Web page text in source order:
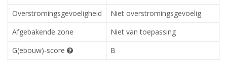
Overstromingsgevoeligheid
Niet overstromingsgevoelig
Afgebakende zone
Niet van toepassing
G(ebouw)-score
B